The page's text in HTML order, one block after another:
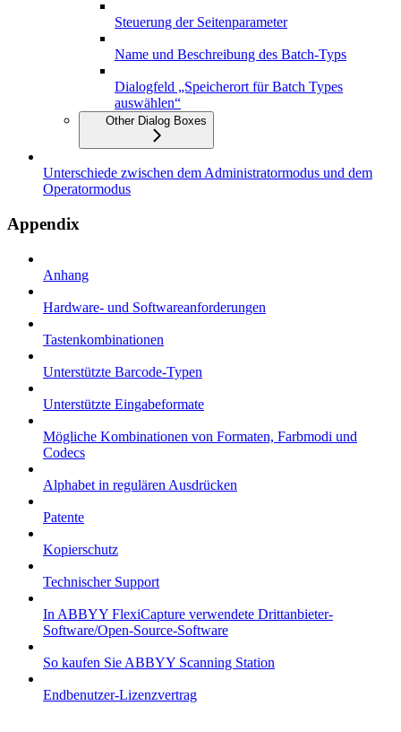
Steuerung der Seitenparameter
Name und Beschreibung des Batch-Typs
Dialogfeld „Speicherort für Batch Types
auswählen“
Other Dialog Boxes
Unterschiede zwischen dem Administratormodus und dem
Operatormodus
Appendix
Anhang
Hardware- und Softwareanforderungen
Tastenkombinationen
Unterstützte Barcode-Typen
Unterstützte Eingabeformate
Mögliche Kombinationen von Formaten, Farbmodi und
Codecs
Alphabet in regulären Ausdrücken
Patente
Kopierschutz
Technischer Support
In ABBYY FlexiCapture verwendete Drittanbieter-
Software/Open-Source-Software
So kaufen Sie ABBYY Scanning Station
Endbenutzer-Lizenzvertrag